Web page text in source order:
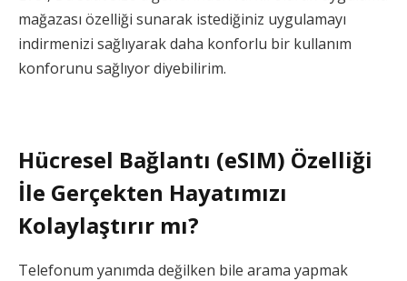
mağazası özelliği sunarak istediğiniz uygulamayı
indirmenizi sağlıyarak daha konforlu bir kullanım
konforunu sağlıyor diyebilirim.
Hücresel Bağlantı (eSIM) Özelliği
İle Gerçekten Hayatımızı
Kolaylaştırır mı?
Telefonum yanımda değilken bile arama yapmak